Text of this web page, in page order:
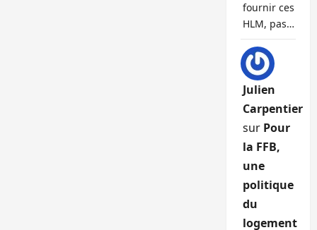
fournir ces
HLM, pas…
Julien
Carpentier
sur Pour
la FFB,
une
politique
du
logement